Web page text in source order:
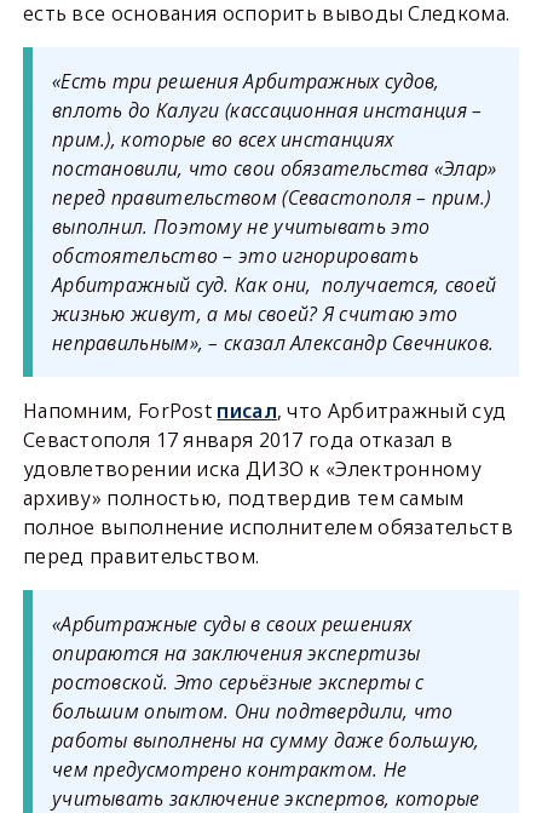
есть все основания оспорить выводы Следкома.
«Есть три решения Арбитражных судов,
вплоть до Калуги (кассационная инстанция –
прим.), которые во всех инстанциях
постановили, что свои обязательства «Элар»
перед правительством (Севастополя – прим.)
выполнил. Поэтому не учитывать это
обстоятельство – это игнорировать
Арбитражный суд. Как они, получается, своей
жизнью живут, а мы своей? Я считаю это
неправильным», – сказал Александр Свечников.
Напомним, ForPost писал, что Арбитражный суд
Севастополя 17 января 2017 года отказал в
удовлетворении иска ДИЗО к «Электронному
архиву» полностью, подтвердив тем самым
полное выполнение исполнителем обязательств
перед правительством.
«Арбитражные суды в своих решениях
опираются на заключения экспертизы
ростовской. Это серьёзные эксперты с
большим опытом. Они подтвердили, что
работы выполнены на сумму даже большую,
чем предусмотрено контрактом. Не
учитывать заключение экспертов, которые